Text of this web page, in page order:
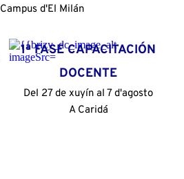
Campus d'El Milán
1ª FASE CAPACITACIÓN
DOCENTE
Del 27 de xuyín al 7 d'agosto
A Caridá